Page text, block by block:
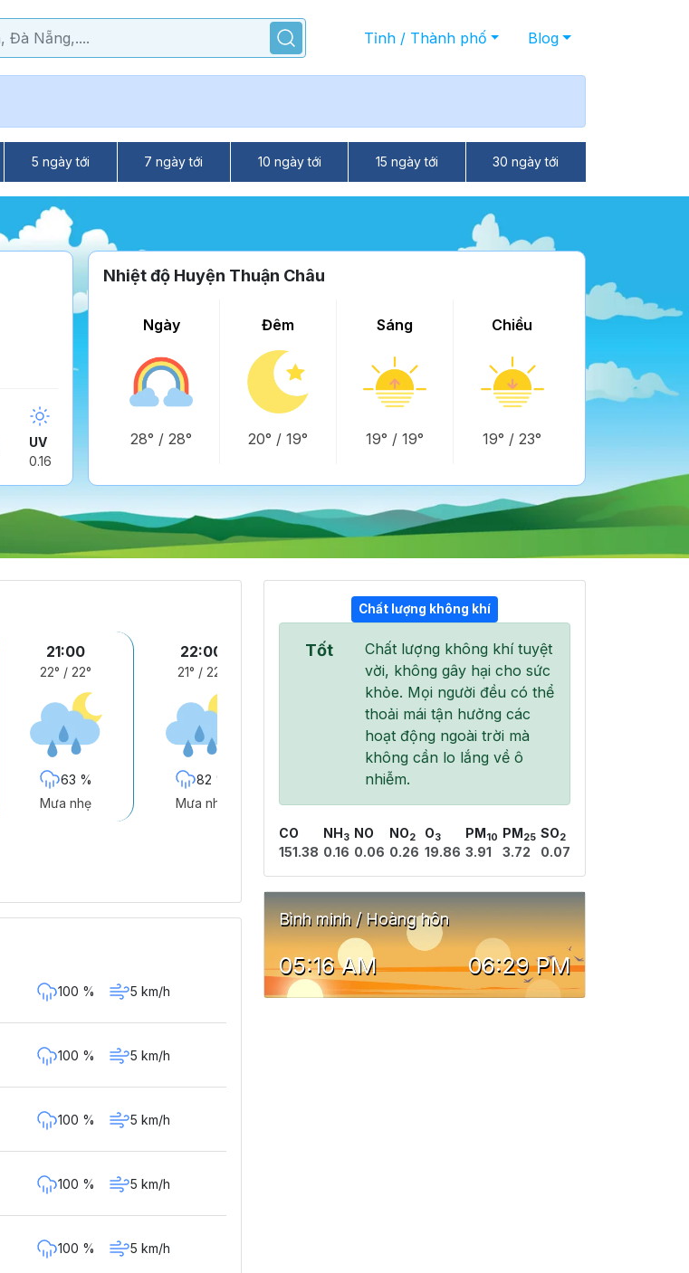
Tỉnh / Thành phố Blog
5 ngày tới 7 ngày tới 10 ngày tới 15 ngày tới 30 ngày tới
UV
0.16
Nhiệt độ Huyện Thuận Châu
Ngày
28° / 28°
Đêm
20° / 19°
Sáng
19° / 19°
Chiều
19° / 23°
21:00
22° / 22°
63 %
Mưa nhẹ
22:00
21° / 22°
82 %
Mưa nhẹ
23:00
Mây cụm
00:00
20° /21°
Mây cụm
Mây đen u ám
100 % 5 km/h
100 % 5 km/h
100 % 5 km/h
100 % 5 km/h
100 % 5 km/h
Chất lượng không khí
Tốt
Chất lượng không khí tuyệt
vời, không gây hại cho sức
khỏe. Mọi người đều có thể
thoải mái tận hưởng các
hoạt động ngoài trời mà
không cần lo lắng về ô
nhiễm.
CO
151.38
NH 3
0.16
NO
0.06
NO2
0.26
O3
19.86
PM 10
3.91
PM 25
3.72
SO2
0.07
Bình minh / Hoàng hôn
05:16 AM 06:29 PM